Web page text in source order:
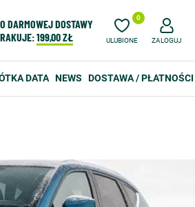
DARMOWEJ DOSTAWY
199,00 ZŁ ULUBIONE
0
ZALOGUJ
DATA NEWS DOSTAWA / PŁATNOŚCI